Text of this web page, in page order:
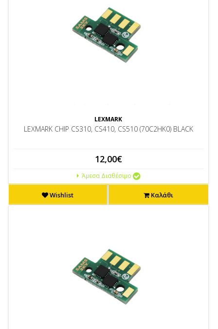
LEXMARK
LEXMARK CHIP CS310, CS410, CS510 (70C2HK0) BLACK
12,00€
Άμεσα Διαθέσιμο
Wishlist Καλάθι